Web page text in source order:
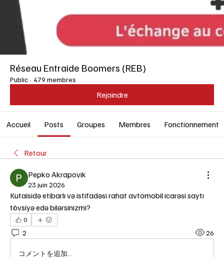
Réseau Entraide Boomers (REB)
Public · 479 membres
Rejoindre
Accueil Posts Groupes Membres Fonctionnement
Retour
Pepko Akrapovik
23 juin 2026
Kutaisidə etibarlı və istifadəsi rahat avtomobil icarəsi saytı
tövsiyə edə bilərsinizmi?
0
2 26
コメントを追加…